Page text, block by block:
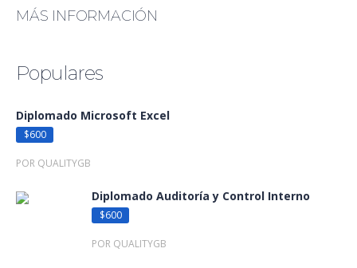
MÁS INFORMACIÓN
Populares
Diplomado Microsoft Excel
$600
POR QUALITYGB
Diplomado Auditoría y Control Interno
$600
POR QUALITYGB